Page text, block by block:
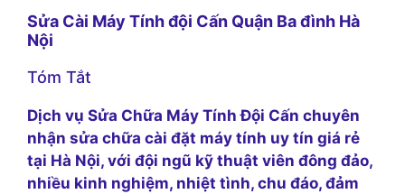
Sửa Cài Máy Tính đội Cấn Quận Ba đình Hà
Nội
Tóm Tắt
Dịch vụ Sửa Chữa Máy Tính Đội Cấn chuyên
nhận sửa chữa cài đặt máy tính uy tín giá rẻ
tại Hà Nội, với đội ngũ kỹ thuật viên đông đảo,
nhiều kinh nghiệm, nhiệt tình, chu đáo, đảm